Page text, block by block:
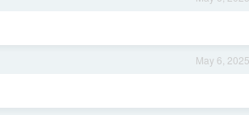
May 6, 2025